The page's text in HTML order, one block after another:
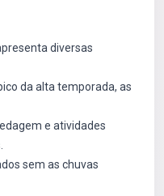
diversas
da alta temporada, as
e atividades
sem as chuvas